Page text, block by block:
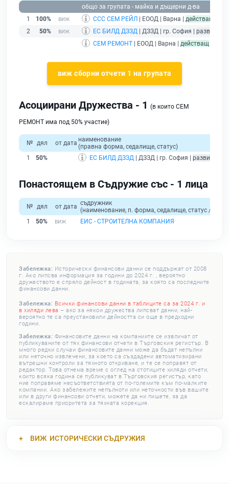
общо за групата - майка и дъщерни д-ва
1
100% ССС СЕМ РЕЙЛ | ЕООД | Варна | действащ
2
50% ЕС БИЛД ДЗЗД | ДЗЗД | гр. София | развиващ
СЕМ РЕМОНТ | ЕООД | Варна | действащ
виж сборни отчети 1 на групата
Асоциирани Дружества - 1 (в които СЕМ
РЕМОНТ има под 50% участие)
№ дял от дата наименование
(правна форма, седалище, статус)
1
50% ЕС БИЛД ДЗЗД | ДЗЗД | гр. София | развиващ
Понастоящем в Съдружие със - 1 лица
№ дял от дата съдружник
(наименование, п. форма, седалище, статус /
1
50% ЕИС - СТРОИТЕЛНА КОМПАНИЯ
Забележка: Исторически финансови данни се поддържат от 2008
г. Ако липсва информация за години до 2024 г. , вероятно
дружеството е спряло дейност в годината, за която са последните
финансови данни.
Забележка: Всички финансови данни в таблиците са за 2024 г. и
в хиляди лева – ако за някои дружества липсват данни, най-
вероятно те са преустановили дейността си още в предходни
години.
Забележка: Финансовите данни на компаниите се извличат от
публикуваните от тях финансови отчети в Търговския регистър. В
много редки случаи финансовите данни може да бъдат непълни
или неточно извлечени, за което са създадени автоматизирани
вътрешни контроли за тяхното откриване, и те се поправят от
редактор. Това отнема време с оглед на стотиците хиляди отчети,
които всяка година се публикуват в Търговския регистър, като
ние поправяме несъответствията от по-големите към по-малките
компании. Ако забележите непълноти или неточности във вашите
или в други финансови отчети, можете да ни пишете, за да
ескалираме приоритета за тяхната корекция.
ВИЖ ИСТОРИЧЕСКИ СЪДРУЖИЯ